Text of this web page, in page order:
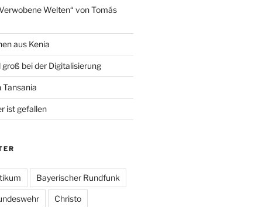
Welten“ von Tomás
aus Kenia
groß bei der Digitalisierung
Tansania
ist gefallen
Bayerischer Rundfunk
Christo